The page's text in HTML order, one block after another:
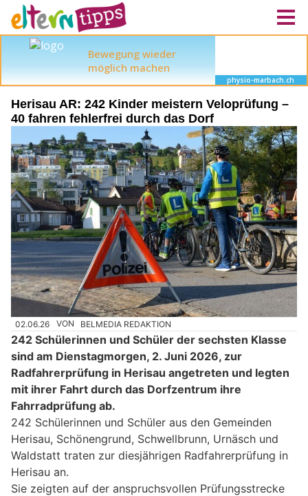
Herisau AR: 242 Kinder meistern Veloprüfung –
40 fahren fehlerfrei durch das Dorf
02.06.26 VON BELMEDIA REDAKTION
242 Schülerinnen und Schüler der sechsten Klasse
sind am Dienstagmorgen, 2. Juni 2026, zur
Radfahrerprüfung in Herisau angetreten und legten
mit ihrer Fahrt durch das Dorfzentrum ihre
Fahrradprüfung ab.
242 Schülerinnen und Schüler aus den Gemeinden
Herisau, Schönengrund, Schwellbrunn, Urnäsch und
Waldstatt traten zur diesjährigen Radfahrerprüfung in
Herisau an.
Sie zeigten auf der anspruchsvollen Prüfungsstrecke